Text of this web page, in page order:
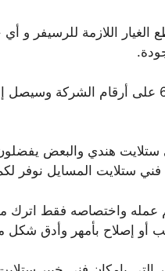
اللازمة للرسيفر و
فقط تواصل معنا 69622724 على أرقام
ستلايت هندي والبعض
ستلايت المسايل نوفر لكم
واختصاصه فقط اترك
أو إصلاح بأمهر وأدق شكل